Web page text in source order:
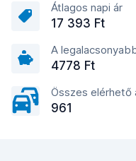
Átlagos napi ár
17 393 Ft
A
4778 Ft
Összes elérhető
961